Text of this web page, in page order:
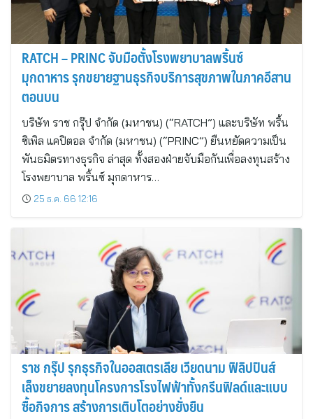
RATCH – PRINC จับมือตั้งโรงพยาบาลพริ้นซ์
มุกดาหาร รุกขยายฐานธุรกิจบริการสุขภาพในภาคอีสาน
ตอนบน
บริษัท ราช กรุ๊ป จำกัด (มหาชน) (“RATCH”) และบริษัท พริ้น
ซิเพิล แคปิตอล จำกัด (มหาชน) (“PRINC”) ยืนหยัดความเป็น
พันธมิตรทางธุรกิจ ล่าสุด ทั้งสองฝ่ายจับมือกันเพื่อลงทุนสร้าง
โรงพยาบาล พริ้นซ์ มุกดาหาร…
25 ธ.ค. 66 12:16
ราช กรุ๊ป รุกธุรกิจในออสเตรเลีย เวียดนาม ฟิลิปปินส์
เล็งขยายลงทุนโครงการโรงไฟฟ้าทั้งกรีนฟิลด์และแบบ
ซื้อกิจการ สร้างการเติบโตอย่างยั่งยืน